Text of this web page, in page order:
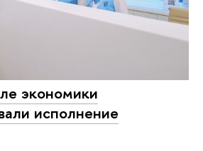
экономики
исполнение